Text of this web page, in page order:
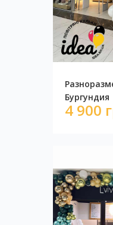
3
Бургундия
4 900